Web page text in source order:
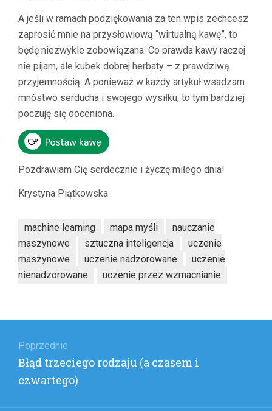
A jeśli w ramach podziękowania za ten wpis zechcesz
zaprosić mnie na przysłowiową “wirtualną kawę”, to
będę niezwykle zobowiązana. Co prawda kawy raczej
nie pijam, ale kubek dobrej herbaty – z prawdziwą
przyjemnością. A ponieważ w każdy artykuł wsadzam
mnóstwo serducha i swojego wysiłku, to tym bardziej
poczuję się doceniona.
Pozdrawiam Cię serdecznie i życzę miłego dnia!
Krystyna Piątkowska
machine learning mapa myśli
nauczanie
maszynowe
sztuczna inteligencja
uczenie
maszynowe
uczenie nadzorowane
uczenie
nienadzorowane
uczenie przez wzmacnianie
wpisu
Poprzednie
Poprzedni
wpis:
Błąd trzeciego rodzaju (a czasem i
czwartego)